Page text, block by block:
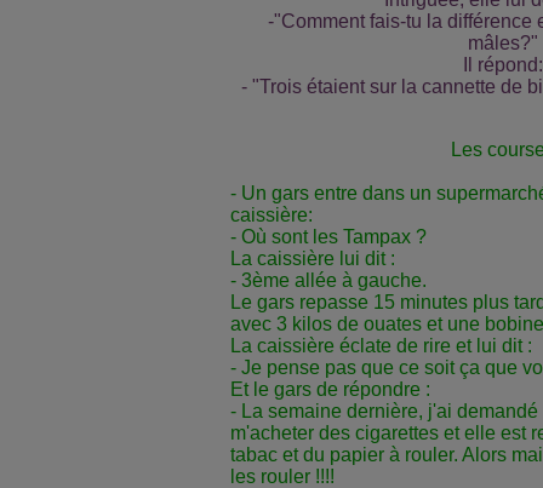
-"Comment fais-tu la différence
mâles?"
Il répond:
- "Trois étaient sur la cannette de
Les
- Un gars entre dans un
caissière:
- Où sont les Tampax ?
La caissière lui dit :
- 3ème allée à gauche.
Le gars repasse 15 minutes plus
avec 3 kilos de ouates et une
La caissière éclate de rire et lui dit :
- Je pense pas que ce soit ça que
Et le gars de répondre :
- La semaine dernière, j'ai
m'acheter des cigarettes et elle est
tabac et du papier à rouler. Alors
les rouler !!!!